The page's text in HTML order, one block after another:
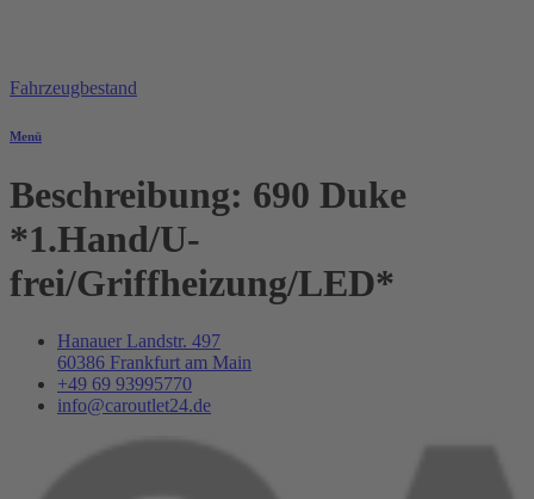
Fahrzeugbestand
Menü
Beschreibung: 690 Duke
*1.Hand/U-
frei/Griffheizung/LED*
Hanauer Landstr. 497
60386 Frankfurt am Main
+49 69 93995770
info@caroutlet24.de